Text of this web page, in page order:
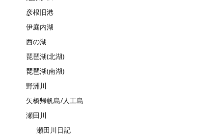
彦根旧港
伊庭内湖
西の湖
琵琶湖(北湖)
琵琶湖(南湖)
野洲川
矢橋帰帆島/人工島
瀬田川
瀬田川日記